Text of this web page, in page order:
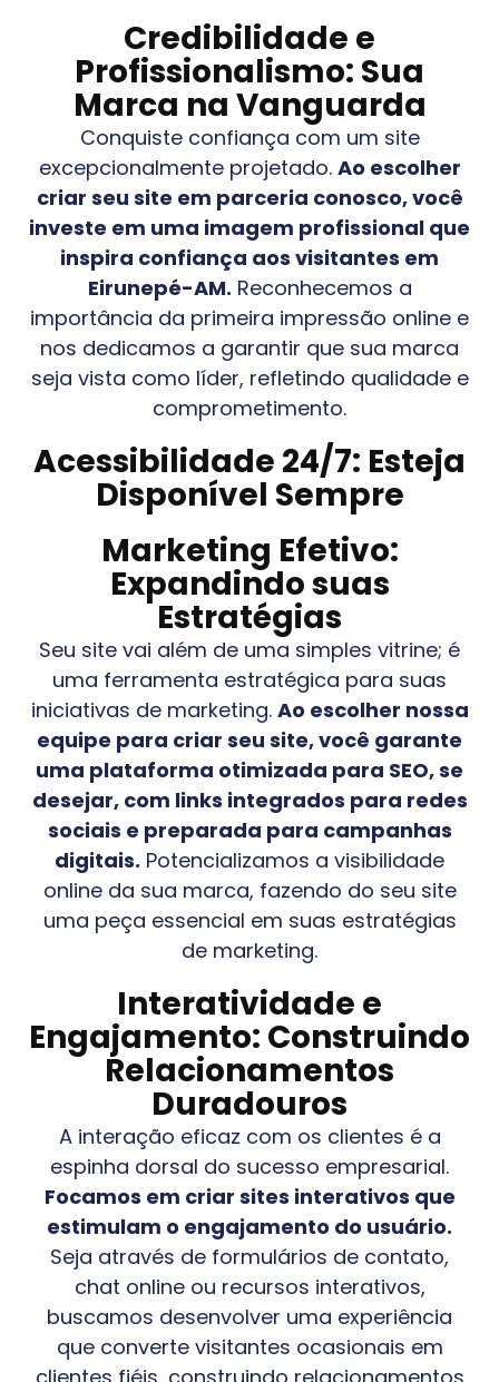
Credibilidade e
Profissionalismo: Sua
Marca na Vanguarda
Conquiste confiança com um site
excepcionalmente projetado. Ao escolher
criar seu site em parceria conosco, você
investe em uma imagem profissional que
inspira confiança aos visitantes em
Eirunepé-AM. Reconhecemos a
importância da primeira impressão online e
nos dedicamos a garantir que sua marca
seja vista como líder, refletindo qualidade e
comprometimento.
Acessibilidade 24/7: Esteja
Disponível Sempre
Marketing Efetivo:
Expandindo suas
Estratégias
Seu site vai além de uma simples vitrine; é
uma ferramenta estratégica para suas
iniciativas de marketing. Ao escolher nossa
equipe para criar seu site, você garante
uma plataforma otimizada para SEO, se
desejar, com links integrados para redes
sociais e preparada para campanhas
digitais. Potencializamos a visibilidade
online da sua marca, fazendo do seu site
uma peça essencial em suas estratégias
de marketing.
Interatividade e
Engajamento: Construindo
Relacionamentos
Duradouros
A interação eficaz com os clientes é a
espinha dorsal do sucesso empresarial.
Focamos em criar sites interativos que
estimulam o engajamento do usuário.
Seja através de formulários de contato,
chat online ou recursos interativos,
buscamos desenvolver uma experiência
que converte visitantes ocasionais em